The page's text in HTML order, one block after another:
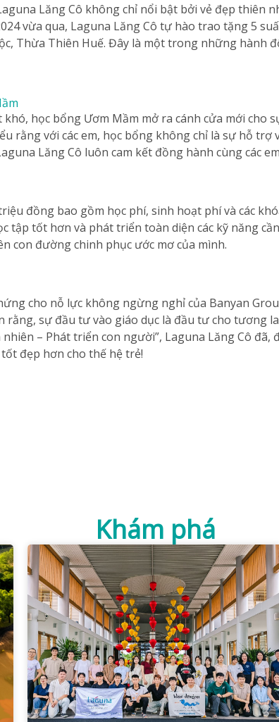
Lăng Cô không chỉ nổi bật bởi vẻ đẹp thiên
vừa qua, Laguna Lăng Cô tự hào trao tặng 5
Thừa Thiên Huế. Đây là một trong những
học bổng Ươm Mầm mở ra cánh cửa mới cho
rằng với các em, học bổng không chỉ là sự hỗ trợ
Lăng Cô luôn cam kết đồng hành cùng các
đồng bao gồm học phí, sinh hoạt phí và các
tập tốt hơn và phát triển toàn diện các kỹ năng
con đường chinh phục ước mơ của mình.
cho nỗ lực không ngừng nghỉ của Banyan
sự đầu tư vào giáo dục là đầu tư cho tương
– Phát triển con người”, Laguna Lăng Cô
đẹp hơn cho thế hệ trẻ!
Khám phá